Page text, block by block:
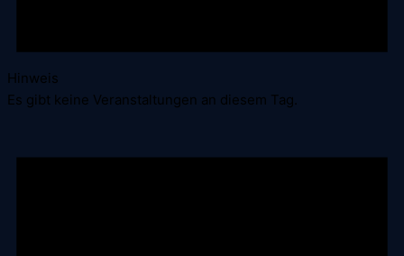
Hinweis
Es gibt keine Veranstaltungen an diesem Tag.